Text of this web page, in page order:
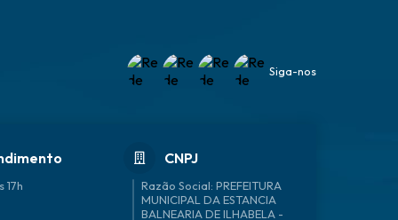
17h
CNPJ
Siga-nos